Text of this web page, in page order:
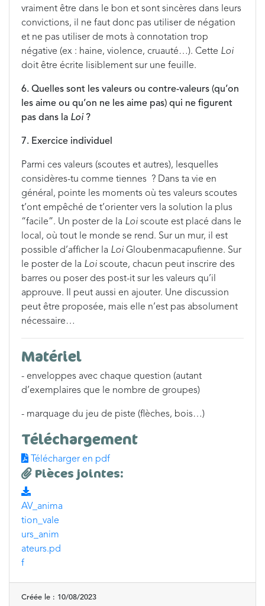
vraiment être dans le bon et sont sincères dans leurs
convictions, il ne faut donc pas utiliser de négation
et ne pas utiliser de mots à connotation trop
négative (ex : haine, violence, cruauté…). Cette Loi
doit être écrite lisiblement sur une feuille.
6. Quelles sont les valeurs ou contre-valeurs (qu’on
les aime ou qu’on ne les aime pas) qui ne figurent
pas dans la Loi ?
7. Exercice individuel
Parmi ces valeurs (scoutes et autres), lesquelles
considères-tu comme tiennes ? Dans ta vie en
général, pointe les moments où tes valeurs scoutes
t’ont empêché de t’orienter vers la solution la plus
“facile”. Un poster de la Loi scoute est placé dans le
local, où tout le monde se rend. Sur un mur, il est
possible d’afficher la Loi Gloubenmacapufienne. Sur
le poster de la Loi scoute, chacun peut inscrire des
barres ou poser des post-it sur les valeurs qu’il
approuve. Il peut aussi en ajouter. Une discussion
peut être proposée, mais elle n’est pas absolument
nécessaire…
Matériel
- enveloppes avec chaque question (autant
d’exemplaires que le nombre de groupes)
- marquage du jeu de piste (flèches, bois…)
Téléchargement
Télécharger en pdf
Pièces jointes:
AV_anima
tion_vale
urs_anim
ateurs.pd
f
Créée le : 10/08/2023